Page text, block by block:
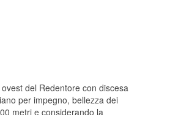
del Redentore con discesa
per impegno, bellezza dei
metri e considerando la